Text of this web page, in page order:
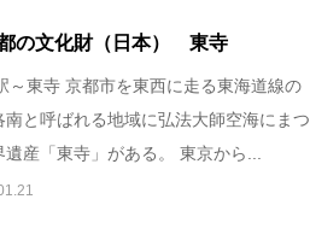
の文化財（日本） 東寺
～東寺 京都市を東西に走る東海道線の
南と呼ばれる地域に弘法大師空海にまつ
産「東寺」がある。 東京から...